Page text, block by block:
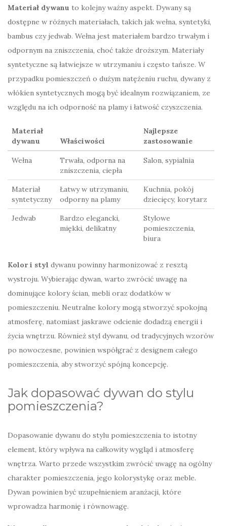
Materiał dywanu to kolejny ważny aspekt. Dywany są
dostępne w różnych materiałach, takich jak wełna, syntetyki,
bambus czy jedwab. Wełna jest materiałem bardzo trwałym i
odpornym na zniszczenia, choć także droższym. Materiały
syntetyczne są łatwiejsze w utrzymaniu i często tańsze. W
przypadku pomieszczeń o dużym natężeniu ruchu, dywany z
włókien syntetycznych mogą być idealnym rozwiązaniem, ze
względu na ich odporność na plamy i łatwość czyszczenia.
Materiał
dywanu
Właściwości
Najlepsze
zastosowanie
Wełna
Trwała, odporna na
zniszczenia, ciepła
Salon, sypialnia
Materiał
syntetyczny
Łatwy w utrzymaniu,
odporny na plamy
Kuchnia, pokój
dziecięcy, korytarz
Jedwab
Bardzo elegancki,
miękki, delikatny
Stylowe
pomieszczenia,
biura
Kolor i styl dywanu powinny harmonizować z resztą
wystroju. Wybierając dywan, warto zwrócić uwagę na
dominujące kolory ścian, mebli oraz dodatków w
pomieszczeniu. Neutralne kolory mogą stworzyć spokojną
atmosferę, natomiast jaskrawe odcienie dodadzą energii i
życia wnętrzu. Również styl dywanu, od tradycyjnych wzorów
po nowoczesne, powinien współgrać z designem całego
pomieszczenia, aby stworzyć spójną koncepcję.
Jak dopasować dywan do stylu
pomieszczenia?
Dopasowanie dywanu do stylu pomieszczenia to istotny
element, który wpływa na całkowity wygląd i atmosferę
wnętrza. Warto przede wszystkim zwrócić uwagę na ogólny
charakter pomieszczenia, jego kolorystykę oraz meble.
Dywan powinien być uzupełnieniem aranżacji, które
wprowadza harmonię i równowagę.